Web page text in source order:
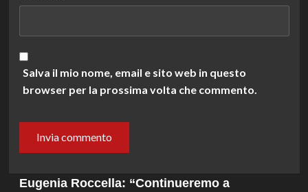
Salva il mio nome, email e sito web in questo
browser per la prossima volta che commento.
Eugenia Roccella: “Continueremo a